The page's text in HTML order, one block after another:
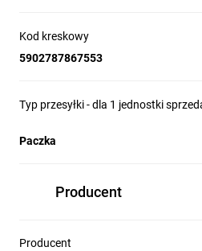
Kod kreskowy
5902787867553
Typ przesyłki - dla 1 jednostki
Paczka
Producent
Producent